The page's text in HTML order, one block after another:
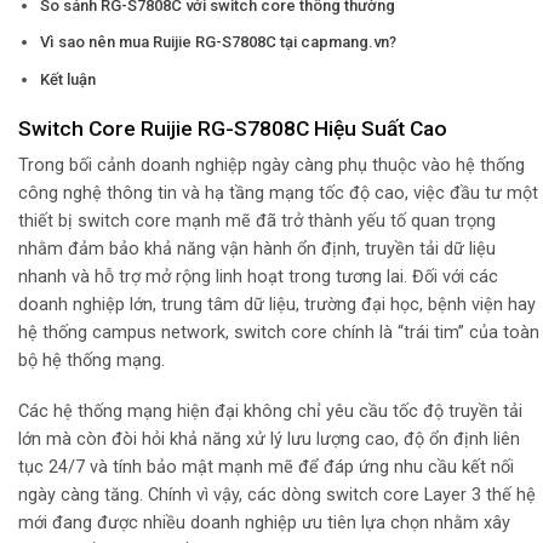
So sánh RG-S7808C với switch core thông thường
Vì sao nên mua Ruijie RG-S7808C tại capmang.vn?
Kết luận
Switch Core Ruijie RG-S7808C Hiệu Suất Cao
Trong bối cảnh doanh nghiệp ngày càng phụ thuộc vào hệ thống
công nghệ thông tin và hạ tầng mạng tốc độ cao, việc đầu tư một
thiết bị switch core mạnh mẽ đã trở thành yếu tố quan trọng
nhằm đảm bảo khả năng vận hành ổn định, truyền tải dữ liệu
nhanh và hỗ trợ mở rộng linh hoạt trong tương lai. Đối với các
doanh nghiệp lớn, trung tâm dữ liệu, trường đại học, bệnh viện hay
hệ thống campus network, switch core chính là “trái tim” của toàn
bộ hệ thống mạng.
Các hệ thống mạng hiện đại không chỉ yêu cầu tốc độ truyền tải
lớn mà còn đòi hỏi khả năng xử lý lưu lượng cao, độ ổn định liên
tục 24/7 và tính bảo mật mạnh mẽ để đáp ứng nhu cầu kết nối
ngày càng tăng. Chính vì vậy, các dòng switch core Layer 3 thế hệ
mới đang được nhiều doanh nghiệp ưu tiên lựa chọn nhằm xây